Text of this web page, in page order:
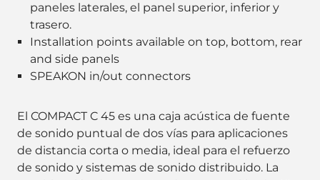
paneles laterales, el panel superior, inferior y
trasero.
Installation points available on top, bottom, rear
and side panels
SPEAKON in/out connectors
El COMPACT C 45 es una caja acústica de fuente
de sonido puntual de dos vías para aplicaciones
de distancia corta o media, ideal para el refuerzo
de sonido y sistemas de sonido distribuido. La